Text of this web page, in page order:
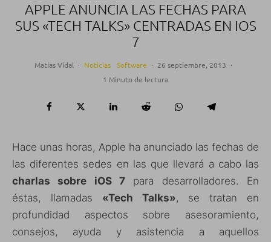
APPLE ANUNCIA LAS FECHAS PARA
SUS «TECH TALKS» CENTRADAS EN IOS
7
Matías Vidal · Noticias Software · 26 septiembre, 2013 ·
1 Minuto de lectura
Hace unas horas, Apple ha anunciado las fechas de
las diferentes sedes en las que llevará a cabo las
charlas sobre iOS 7 para desarrolladores. En
éstas, llamadas «Tech Talks», se tratan en
profundidad aspectos sobre asesoramiento,
consejos, ayuda y asistencia a aquellos